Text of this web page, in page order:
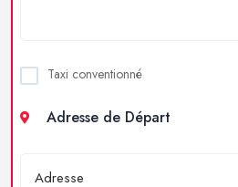
Taxi conventionné
Adresse de Départ